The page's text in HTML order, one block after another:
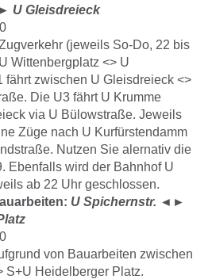
U Gleisdreieck
(jeweils So-Do, 22 bis
Wittenbergplatz <> U
fährt zwischen U Gleisdreieck <>
Die U3 fährt U Krumme
via U Bülowstraße. Jeweils
Züge nach U Kurfürstendamm
Nutzen Sie alernativ die
Ebenfalls wird der Bahnhof U
ab 22 Uhr geschlossen.
U Spichernstr. ◄►
von Bauarbeiten zwischen
S+U Heidelberger Platz.